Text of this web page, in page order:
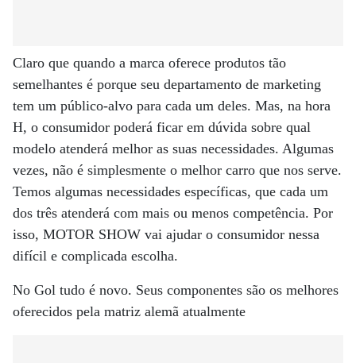
Claro que quando a marca oferece produtos tão
semelhantes é porque seu departamento de marketing
tem um público-alvo para cada um deles. Mas, na hora
H, o consumidor poderá ficar em dúvida sobre qual
modelo atenderá melhor as suas necessidades. Algumas
vezes, não é simplesmente o melhor carro que nos serve.
Temos algumas necessidades específicas, que cada um
dos três atenderá com mais ou menos competência. Por
isso, MOTOR SHOW vai ajudar o consumidor nessa
difícil e complicada escolha.
No Gol tudo é novo. Seus componentes são os melhores
oferecidos pela matriz alemã atualmente